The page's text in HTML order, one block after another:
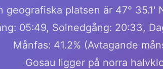
geografiska platsen är 47° 35.1'
05:49, Solnedgång: 20:33,
Månfas: 41.2% (Avtagande
Gosau ligger på norra